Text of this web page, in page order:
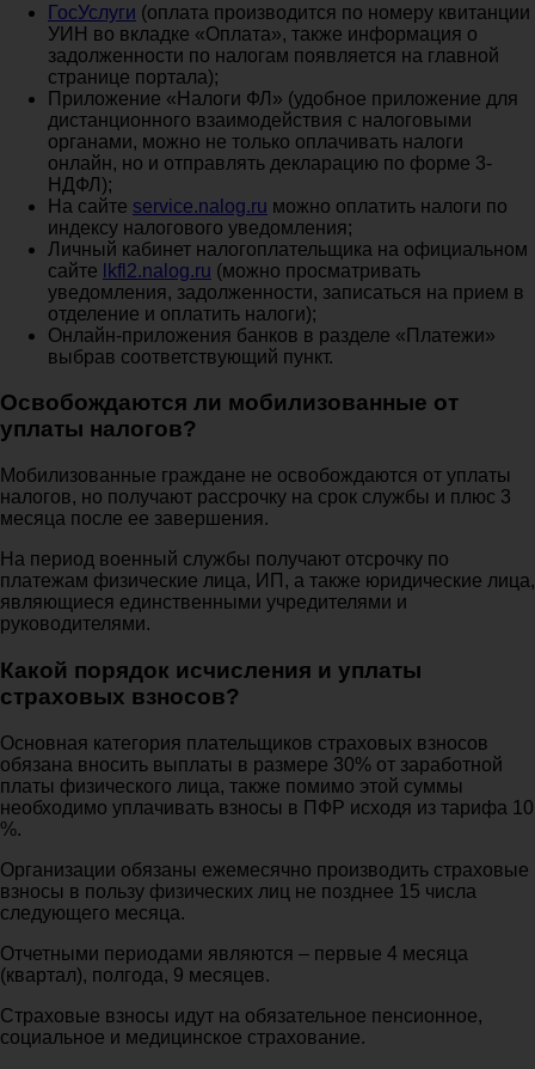
ГосУслуги (оплата производится по номеру квитанции
УИН во вкладке «Оплата», также информация о
задолженности по налогам появляется на главной
странице портала);
Приложение «Налоги ФЛ» (удобное приложение для
дистанционного взаимодействия с налоговыми
органами, можно не только оплачивать налоги
онлайн, но и отправлять декларацию по форме 3-
НДФЛ);
На сайте service.nalog.ru можно оплатить налоги по
индексу налогового уведомления;
Личный кабинет налогоплательщика на официальном
сайте
lkfl2.nalog.ru (можно просматривать
уведомления, задолженности, записаться на прием в
отделение и оплатить налоги);
Онлайн-приложения банков в разделе «Платежи»
выбрав соответствующий пункт.
Освобождаются ли мобилизованные от
уплаты налогов?
Мобилизованные граждане не освобождаются от уплаты
налогов, но получают рассрочку на срок службы и плюс 3
месяца после ее завершения.
На период военный службы получают отсрочку по
платежам физические лица, ИП, а также юридические лица,
являющиеся единственными учредителями и
руководителями.
Какой порядок исчисления и уплаты
страховых взносов?
Основная категория плательщиков страховых взносов
обязана вносить выплаты в размере 30% от заработной
платы физического лица, также помимо этой суммы
необходимо уплачивать взносы в ПФР исходя из тарифа 10
%.
Организации обязаны ежемесячно производить страховые
взносы в пользу физических лиц не позднее 15 числа
следующего месяца.
Отчетными периодами являются – первые 4 месяца
(квартал), полгода, 9 месяцев.
Страховые взносы идут на обязательное пенсионное,
социальное и медицинское страхование.